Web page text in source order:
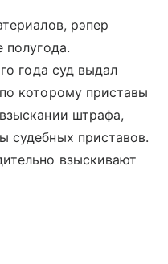
рэпер
полугода.
года суд выдал
которому приставы
штрафа,
судебных приставов.
взыскивают